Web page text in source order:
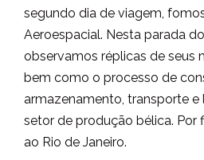
segundo dia de viagem,
Aeroespacial. Nesta parada
observamos réplicas de seus
bem como o processo de
armazenamento, transporte
setor de produção bélica. Por
ao Rio de Janeiro.